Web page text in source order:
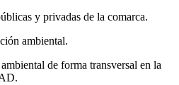
y privadas de la comarca.
ambiental.
de forma transversal en la